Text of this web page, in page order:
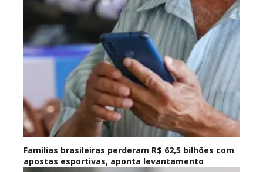
Famílias brasileiras perderam R$ 62,5 bilhões com
apostas esportivas, aponta levantamento